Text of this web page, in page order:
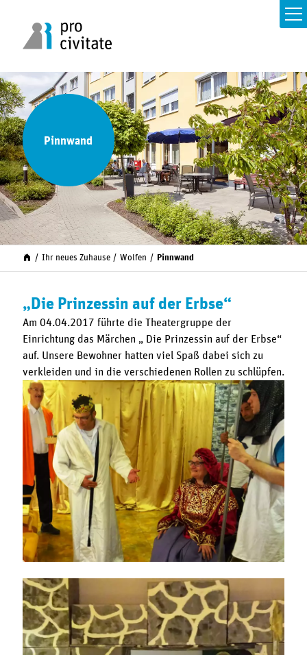
Pinnwand
Ihr neues Zuhause Wolfen Pinnwand
„Die Prinzessin auf der Erbse“
Am 04.04.2017 führte die Theatergruppe der
Einrichtung das Märchen „ Die Prinzessin auf der Erbse“
auf. Unsere Bewohner hatten viel Spaß dabei sich zu
verkleiden und in die verschiedenen Rollen zu schlüpfen.